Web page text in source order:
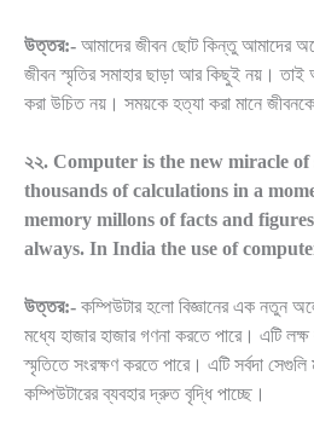
উত্তর:- আমাদের জীবন ছোট কিন্তু আমাদের
জীবন স্মৃতির সমাহার ছাড়া আর কিছুই নয়। তাই
করা উচিত নয়। সময়কে হত্যা করা মানে
২২. Computer is the new miracle of
thousands of calculations in a
memory millons of facts and
always. In India the use of
উত্তর:- কম্পিউটার হলো বিজ্ঞানের এক নতুন
মধ্যে হাজার হাজার গণনা করতে পারে। এটি
স্মৃতিতে সংরক্ষণ করতে পারে। এটি সর্বদা
কম্পিউটারের ব্যবহার দ্রুত বৃদ্ধি পাচ্ছে।